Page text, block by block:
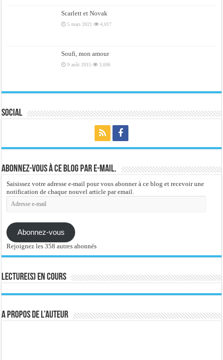
Scarlett et Novak
5 mars 2021 4,017
Soufi, mon amour
9 août 2015 3,696
Social
Abonnez-vous à ce blog par e-mail.
Saisissez votre adresse e-mail pour vous abonner à ce blog et recevoir une
notification de chaque nouvel article par email.
Adresse
e-
Abonnez-vous
Rejoignez les 358 autres abonnés
Lecture(s) en cours
A propos de l’auteur